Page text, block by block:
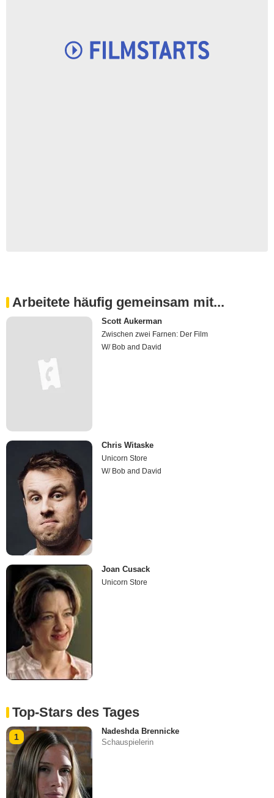
Arbeitete häufig gemeinsam mit...
Scott Aukerman
Zwischen zwei Farnen: Der Film
W/ Bob and David
Chris Witaske
Unicorn Store
W/ Bob and David
Joan Cusack
Unicorn Store
Top-Stars des Tages
1
Nadeshda Brennicke
Schauspielerin